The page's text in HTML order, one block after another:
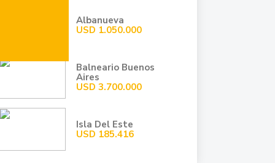
Albanueva
USD 1.050.000
Balneario Buenos
Aires
USD 3.700.000
Isla Del Este
USD 185.416